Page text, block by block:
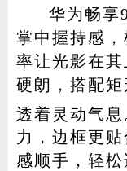
华为畅享
掌中握持感
率让光影在
硬朗，搭配
透着灵动气息
力，边框更
感顺手，轻